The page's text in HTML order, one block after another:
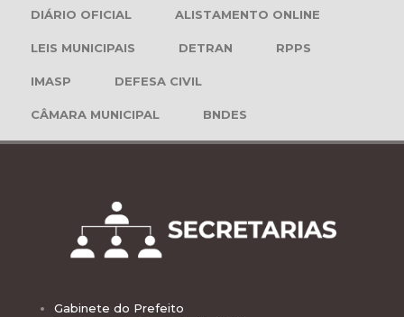
DIÁRIO OFICIAL ALISTAMENTO ONLINE
LEIS MUNICIPAIS DETRAN RPPS
IMASP DEFESA CIVIL
CÂMARA MUNICIPAL BNDES
Gabinete do Prefeito